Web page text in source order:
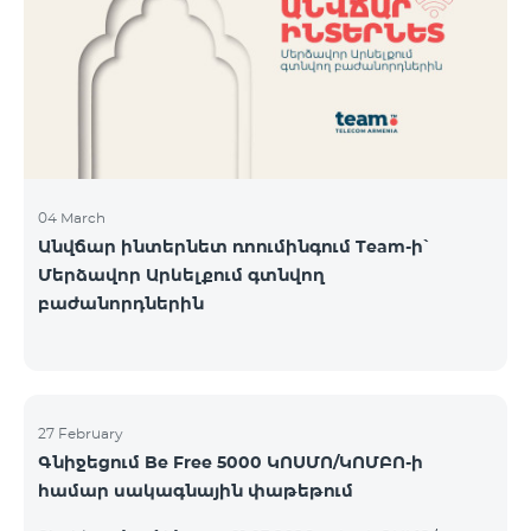
Կիրակի-08․03 Երևան Կենտրոն Իսակովի
պողոտա 3/7 09:00-18:00 09:00-18:00 10:00-19:00
Երևան Կենտրոն Խորենացու փողոց 26/26 09:00-
04 March
Անվճար ինտերնետ ռոումինգում Team-ի՝
Մերձավոր Արևելքում գտնվող
բաժանորդներին
27 February
Գնիջեցում Be Free 5000 ԿՈՍՄՈ/ԿՈՄԲՈ-ի
համար սակագնային փաթեթում